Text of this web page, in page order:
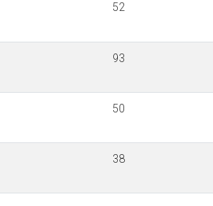
52
93
50
38